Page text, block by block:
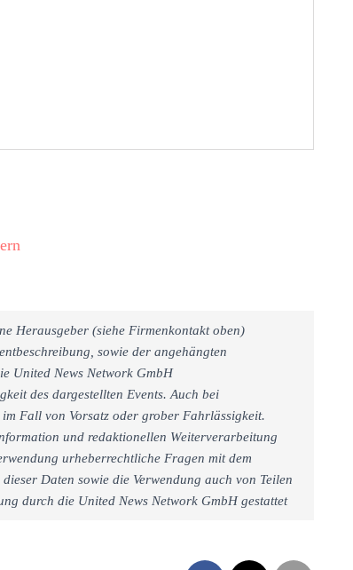
Herausgeber (siehe Firmenkontakt oben)
sowie der angehängten
United News Network GmbH
des dargestellten Events. Auch bei
Fall von Vorsatz oder grober Fahrlässigkeit.
und redaktionellen Weiterverarbeitung
urheberrechtliche Fragen mit dem
Daten sowie die Verwendung auch von Teilen
durch die United News Network GmbH gestattet